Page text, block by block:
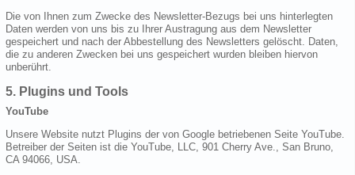
Die von Ihnen zum Zwecke des Newsletter-Bezugs bei uns hinterlegten
Daten werden von uns bis zu Ihrer Austragung aus dem Newsletter
gespeichert und nach der Abbestellung des Newsletters gelöscht. Daten,
die zu anderen Zwecken bei uns gespeichert wurden bleiben hiervon
unberührt.
5. Plugins und Tools
YouTube
Unsere Website nutzt Plugins der von Google betriebenen Seite YouTube.
Betreiber der Seiten ist die YouTube, LLC, 901 Cherry Ave., San Bruno,
CA 94066, USA.